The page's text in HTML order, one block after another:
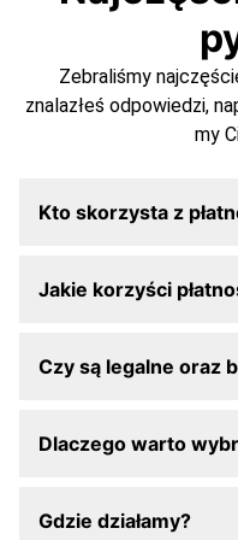
Zebraliśmy
znalazłeś odpowiedzi,
my
Kto skorzysta z
Jakie korzyści
Czy są legalne oraz
Dlaczego warto
Gdzie działamy?